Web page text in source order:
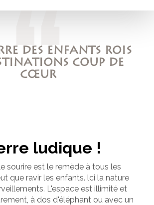
DES ENFANTS ROIS
COUP DE
CŒUR
ludique !
sourire est le remède à tous les
que ravir les enfants. lci la nature
L'espace est illimité et
à dos d'éléphant ou avec un